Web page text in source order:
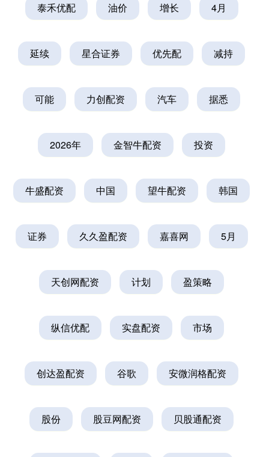
泰禾优配 油价 增长 4月
延续 星合证券 优先配 减持
可能 力创配资 汽车 据悉
2026年 金智牛配资 投资
牛盛配资 中国 望牛配资 韩国
证券 久久盈配资 嘉喜网 5月
天创网配资 计划 盈策略
纵信优配 实盘配资 市场
创达盈配资 谷歌 安微润格配资
股份 股豆网配资 贝股通配资